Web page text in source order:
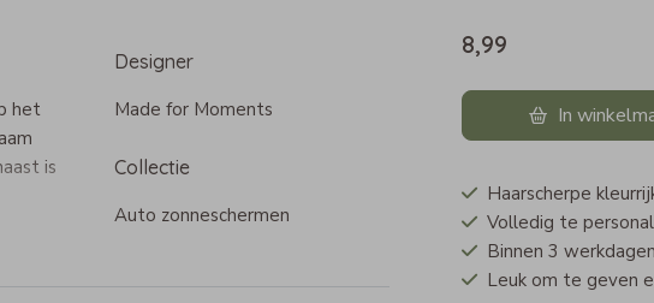
het
is
Designer
Made for Moments
Collectie
Auto zonneschermen
8,99
In
Haarscherpe
Volledig te
Binnen 3
Leuk om te geven